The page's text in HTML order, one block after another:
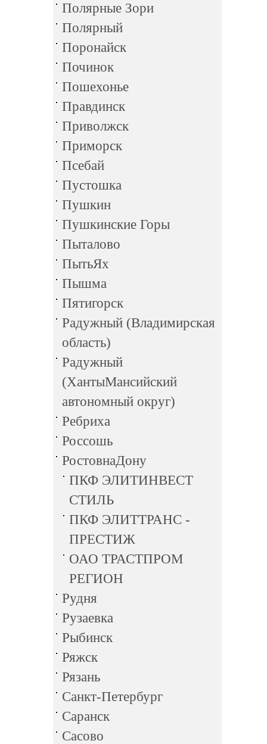
Полярные Зори
Полярный
Поронайск
Починок
Пошехонье
Правдинск
Приволжск
Приморск
Псебай
Пустошка
Пушкин
Пушкинские Горы
Пыталово
ПытьЯх
Пышма
Пятигорск
Радужный (Владимирская
область)
Радужный
(ХантыМансийский
автономный округ)
Ребриха
Россошь
РостовнаДону
ПКФ ЭЛИТИНВЕСТ
СТИЛЬ
ПКФ ЭЛИТТРАНС -
ПРЕСТИЖ
ОАО ТРАСТПРОМ
РЕГИОН
Рудня
Рузаевка
Рыбинск
Ряжск
Рязань
Санкт-Петербург
Саранск
Сасово